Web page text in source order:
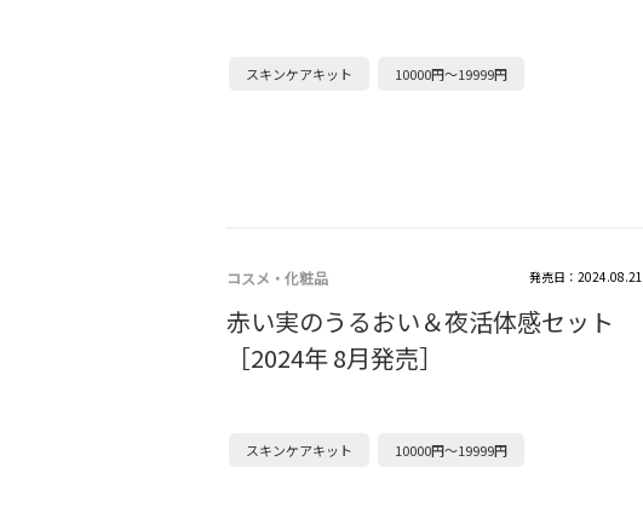
スキンケアキット 10000円～19999円
コスメ・化粧品 発売日：2024.08.21
赤い実のうるおい＆夜活体感セット
［2024年 8月発売］
スキンケアキット 10000円～19999円